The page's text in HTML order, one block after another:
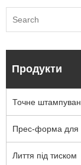
Продукти
Точне
Прес-форма для
Лиття під тиском